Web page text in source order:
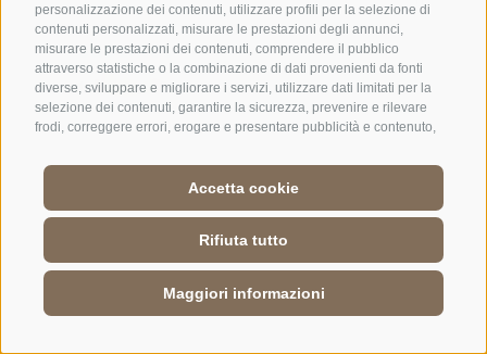
personalizzazione dei contenuti, utilizzare profili per la selezione di
contenuti personalizzati, misurare le prestazioni degli annunci,
misurare le prestazioni dei contenuti, comprendere il pubblico
attraverso statistiche o la combinazione di dati provenienti da fonti
diverse, sviluppare e migliorare i servizi, utilizzare dati limitati per la
selezione dei contenuti, garantire la sicurezza, prevenire e rilevare
frodi, correggere errori, erogare e presentare pubblicità e contenuto,
dati provenienti da altre fonti di dati, collegare diversi dispositivi,
identificare i dispositivi in base alle informazioni trasmesse
automaticamente, utilizzare dati di geolocalizzazione precisi,
riconoscere i dispositivi in base a informazioni richieste attivamente.
Puoi liberamente prestare, rifiutare o revocare il tuo consenso senza
incorrere in limitazioni sostanziali. Cliccando su "Accetta cookie,"
"Gestisci Preferenze" per personalizzare le tue scelte o "Rifiuta tutto"
Accetta cookie
Rifiuta tutto
Maggiori informazioni